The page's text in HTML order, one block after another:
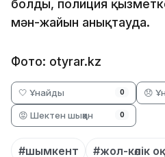
болды, полиция
мән-жайын анықтауда.
Фото: otyrar.kz
🤍 Ұнайды 0 😞
😡 Шектен шыққан 0
#шымкент #жол-көлік